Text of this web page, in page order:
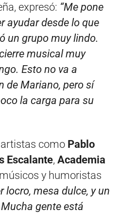
expresó: “Me pone
ayudar desde lo que
un grupo muy lindo.
musical muy
Esto no va a
de Mariano, pero sí
la carga para su
como Pablo
Escalante, Academia
y humoristas
locro, mesa dulce, y un
gente está